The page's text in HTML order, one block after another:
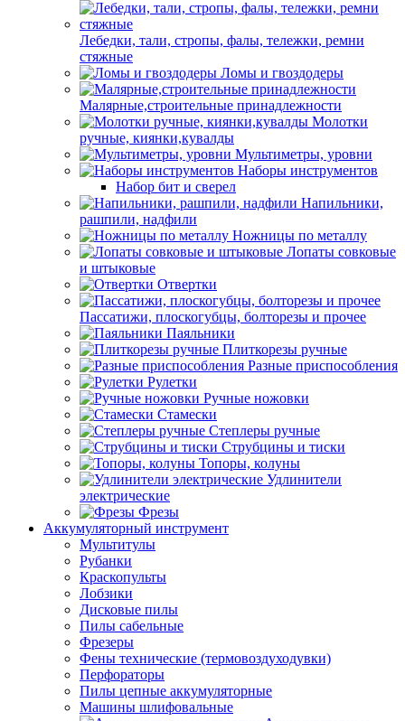
Лебедки, тали, стропы, фалы, тележки, ремни
стяжные
Ломы и гвоздодеры
Малярные,строительные принадлежности
Молотки
ручные, киянки,кувалды
Мультиметры, уровни
Наборы инструментов
Набор бит и сверел
Напильники,
рашпили, надфили
Ножницы по металлу
Лопаты совковые
и штыковые
Отвертки
Пассатижи, плоскогубцы, болторезы и прочее
Паяльники
Плиткорезы ручные
Разные приспособления
Рулетки
Ручные ножовки
Стамески
Степлеры ручные
Струбцины и тиски
Топоры, колуны
Удлинители
электрические
Фрезы
Аккумуляторный инструмент
Мультитулы
Рубанки
Краскопульты
Лобзики
Дисковые пилы
Пилы сабельные
Фрезеры
Фены технические (термовоздуходувки)
Перфораторы
Пилы цепные аккумуляторные
Машины шлифовальные